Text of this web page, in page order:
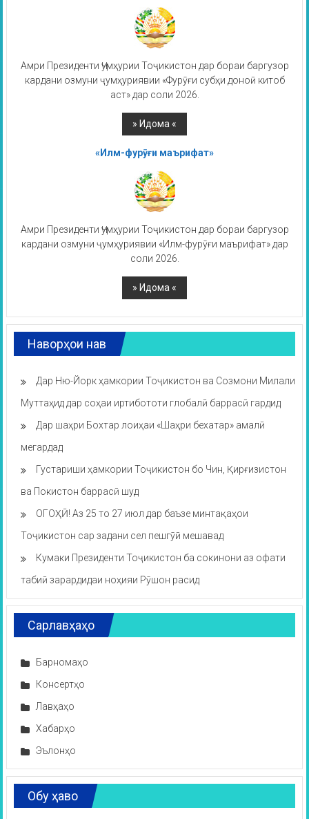
Амри Президенти Ҷумҳурии Тоҷикистон дар бораи баргузор
кардани озмуни ҷумҳуриявии «Фурӯғи субҳи доноӣ китоб
аст» дар соли 2026.
«Илм-фурӯғи маърифат»
Амри Президенти Ҷумҳурии Тоҷикистон дар бораи баргузор
кардани озмуни ҷумҳуриявии «Илм-фурӯғи маърифат» дар
соли 2026.
Наворҳои нав
Дар Ню-Йорк ҳамкории Тоҷикистон ва Созмони Милали
Муттаҳид дар соҳаи иртибототи глобалӣ баррасӣ гардид
Дар шаҳри Бохтар лоиҳаи «Шаҳри бехатар» амалӣ
мегардад
Густариши ҳамкории Тоҷикистон бо Чин, Қирғизистон
ва Покистон баррасӣ шуд
ОГОҲӢ! Аз 25 то 27 июл дар баъзе минтақаҳои
Тоҷикистон сар задани сел пешгӯӣ мешавад
Кумаки Президенти Тоҷикистон ба сокинони аз офати
табиӣ зарардидаи ноҳияи Рӯшон расид
Сарлавҳаҳо
Барномаҳо
Консертҳо
Лавҳаҳо
Хабарҳо
Эълонҳо
Обу ҳаво